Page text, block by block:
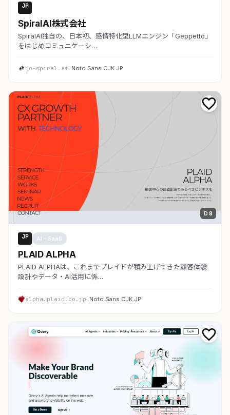
JP
SpiralAI株式会社
SpiralAI独自の、日本初、感情特化型LLMエンジン「Geppetto」
をはじめコミュニケーシ…
go-spiral.ai · Noto Sans CJK JP
D 8
JP AI・SaaS
PLAID ALPHA
PLAID ALPHAは、これまでプレイドが積み上げてきた顧客体験
設計やデータ・AI活用に係…
alpha.plaid.co.jp· Noto Sans CJK JP